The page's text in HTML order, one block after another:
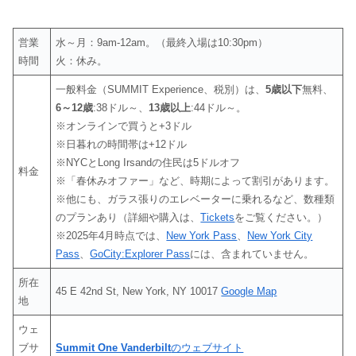
営業
時間
水～月：9am-12am。（最終入場は10:30pm）
火：休み。
料金
一般料金（SUMMIT Experience、税別）は、5歳以下無料、
6～12歳:38ドル～、 13歳以上:44ドル～。
※オンラインで買うと+3ドル
※日暮れの時間帯は+12ドル
※NYCとLong Irsandの住民は5ドルオフ
※「春休みオファー」など、時期によって割引があります。
※他にも、ガラス張りのエレベーターに乗れるなど、数種類
のプランあり（詳細や購入は、Ticketsをご覧ください。）
※2025年4月時点では、
New York Pass
New York City
Pass 、GoCity:Explorer Passには、含まれていません。
所在
地
45 E 42nd St, New York, NY 10017Google Map
ウェ
ブサ
Summit One Vanderbiltのウェブサイト